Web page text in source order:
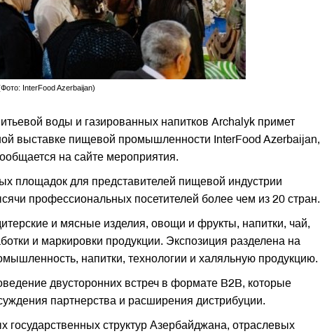
InterFood Azerbaijan)
воды и газированных напитков Archalyk примет
выставке пищевой промышленности InterFood Azerbaijan,
на сайте мероприятия.
площадок для представителей пищевой индустрии
профессиональных посетителей более чем из 20 стран.
и мясные изделия, овощи и фрукты, напитки, чай,
и маркировки продукции. Экспозиция разделена на
напитки, технологии и халяльную продукцию.
двусторонних встреч в формате B2B, которые
партнерства и расширения дистрибуции.
структур Азербайджана, отраслевых